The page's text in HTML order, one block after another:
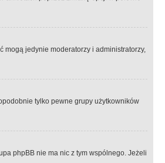
mogą jedynie moderatorzy i administratorzy,
tylko pewne grupy użytkowników
phpBB nie ma nic z tym wspólnego. Jeżeli